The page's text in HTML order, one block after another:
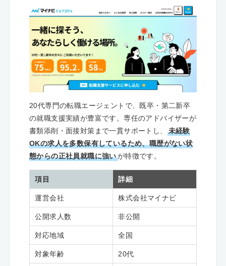
20代専門の転職エージェントで、既卒・第二新卒
の就職支援実績が豊富です。専任のアドバイザーが
書類添削・面接対策まで一貫サポートし、
未経験
OKの求人を多数保有しているため、職歴がない状
態からの正社員就職に強いが特徴です。
項目 詳細
運営会社 株式会社マイナビ
公開求人数 非公開
対応地域 全国
対象年齢 20代